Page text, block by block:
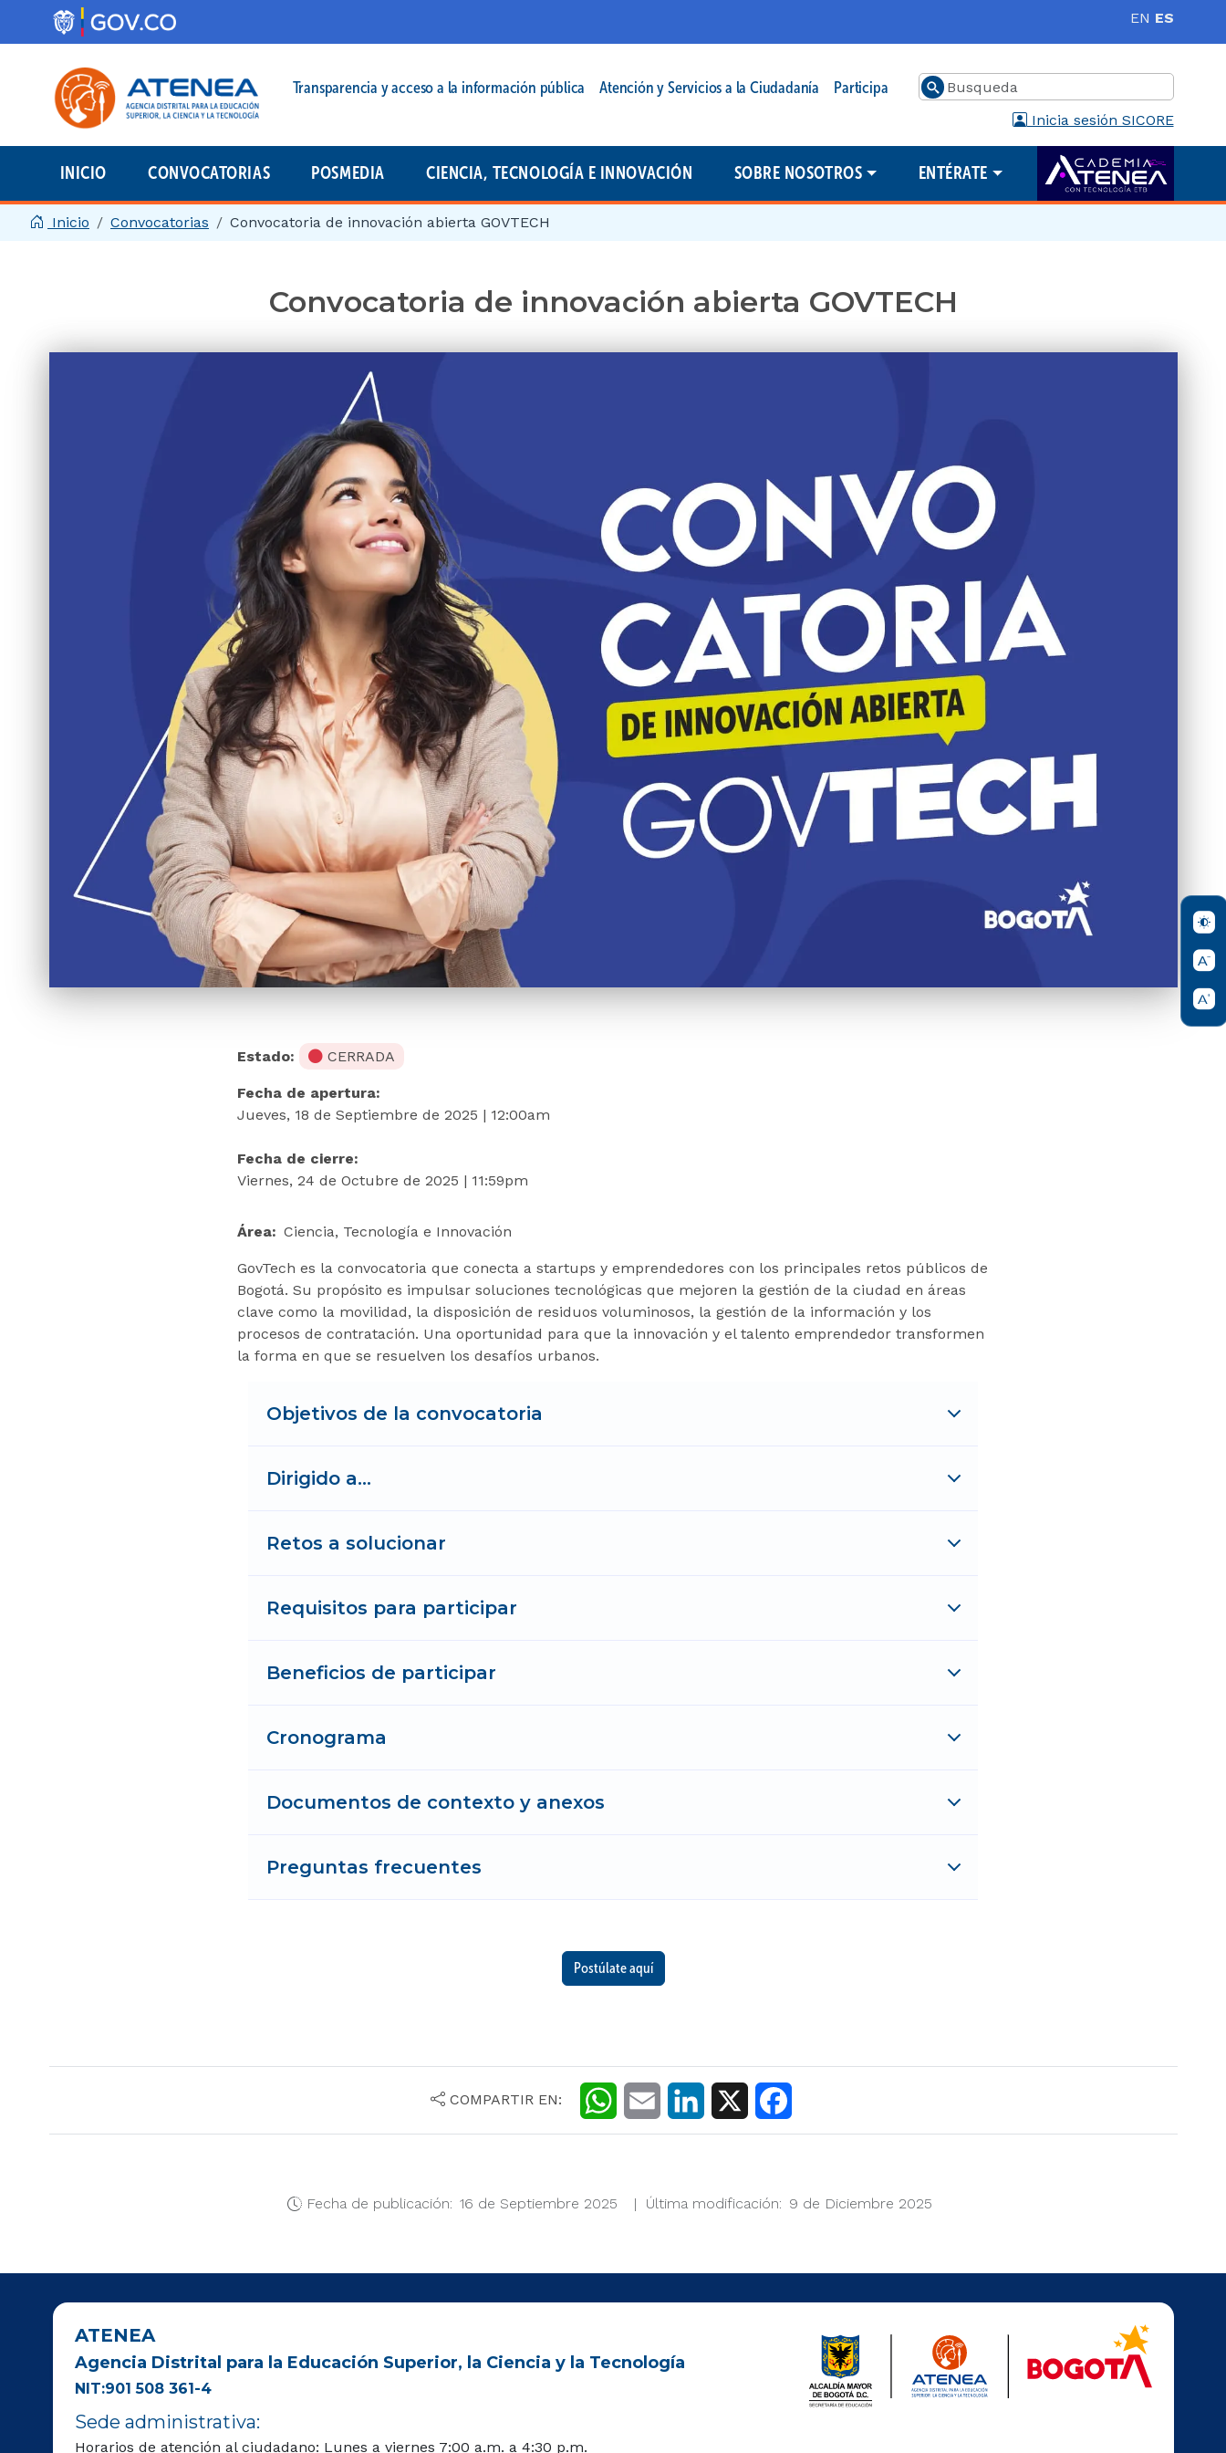
Pasar al contenido principal EN ES
Transparencia y acceso a la información pública Atención y Servicios a la Ciudadanía Participa Buscar
Inicia sesión SICORE
Menú principal | 2025
INICIO CONVOCATORIAS POSMEDIA CIENCIA, TECNOLOGÍA E INNOVACIÓN SOBRE NOSOTROS ENTÉRATE
Inicio Convocatorias Convocatoria de innovación abierta GOVTECH
Convocatoria de innovación abierta GOVTECH
Estado: CERRADA
Fecha de apertura:
Jueves, 18 de Septiembre de 2025 | 12:00am
Fecha de cierre:
Viernes, 24 de Octubre de 2025 | 11:59pm
Área Ciencia, Tecnología e Innovación
GovTech es la convocatoria que conecta a startups y emprendedores con los principales retos públicos de
Bogotá. Su propósito es impulsar soluciones tecnológicas que mejoren la gestión de la ciudad en áreas
clave como la movilidad, la disposición de residuos voluminosos, la gestión de la información y los
procesos de contratación. Una oportunidad para que la innovación y el talento emprendedor transformen
la forma en que se resuelven los desafíos urbanos.
Objetivos de la convocatoria
Dirigido a…
Retos a solucionar
Requisitos para participar
Beneficios de participar
Cronograma
Documentos de contexto y anexos
Preguntas frecuentes
Postúlate aquí
COMPARTIR EN: W
h
p
m
i
i
k
a
e
Fecha de publicación 16 de Septiembre 2025 Última modificación 9 de Diciembre 2025
ATENEA
Agencia Distrital para la Educación Superior, la Ciencia y la Tecnología
NIT:901 508 361-4
Sede administrativa:
Horarios de atención al ciudadano: Lunes a viernes 7:00 a.m. a 4:30 p.m.